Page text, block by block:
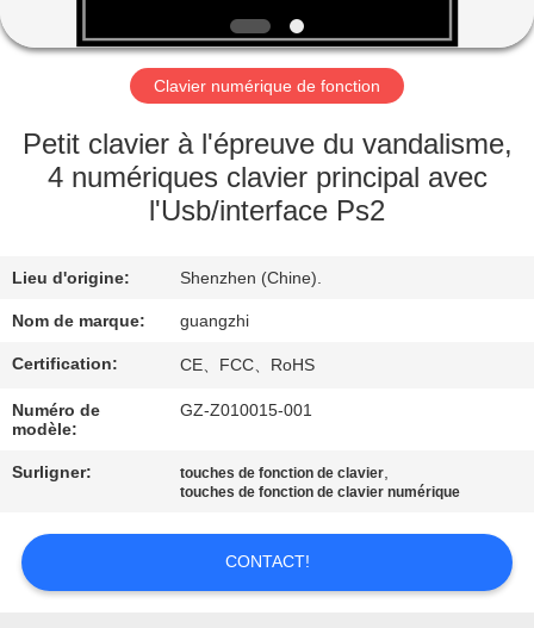
DE
NOUS
VISITE
D'USINE
DE
QUALITÉ
CONTACTEZ-
NOUS
UNE
CITATION
Clavier numérique de fonction
Petit clavier à l'épreuve du vandalisme,
4 numériques clavier principal avec
l'Usb/interface Ps2
Lieu d'origine: Shenzhen (Chine).
Nom de marque: guangzhi
Certification: CE、FCC、RoHS
Numéro de
modèle:
GZ-Z010015-001
Surligner: touches de fonction de clavier,
touches de fonction de clavier numérique
CONTACT!